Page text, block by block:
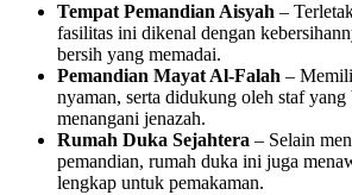
Tempat Pemandian Aisyah –
fasilitas ini dikenal dengan
bersih yang memadai.
Pemandian Mayat Al-Falah –
nyaman, serta didukung oleh staf yang
menangani jenazah.
Rumah Duka Sejahtera – Selain
pemandian, rumah duka ini juga
lengkap untuk pemakaman.